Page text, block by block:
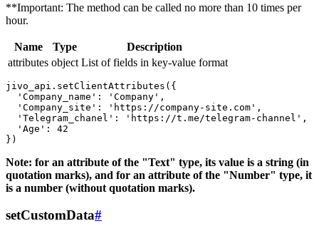
**Important: The method can be called no more than 10 times per
hour.
Name Type
Description
attributes object List of fields in key-value format
jivo_api.setClientAttributes({
  'Company_name': 'Company',
  'Company_site': 'https://company-site.com',
  'Telegram_chanel': 'https://t.me/telegram-channel',
  'Age': 42
Note: for an attribute of the "Text" type, its value is a string (in
quotation marks), and for an attribute of the "Number" type, it
is a number (without quotation marks).
setCustomData#